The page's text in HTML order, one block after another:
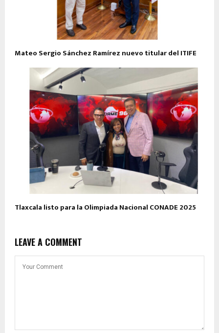
Mateo Sergio Sánchez Ramírez nuevo titular del ITIFE
Tlaxcala listo para la Olimpiada Nacional CONADE 2025
LEAVE A COMMENT